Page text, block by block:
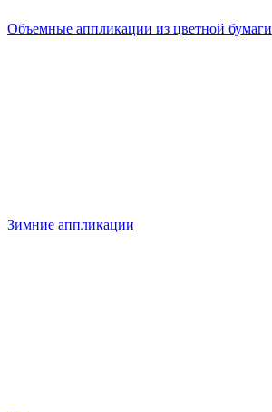
Объемные аппликации из цветной бумаги
Зимние аппликации